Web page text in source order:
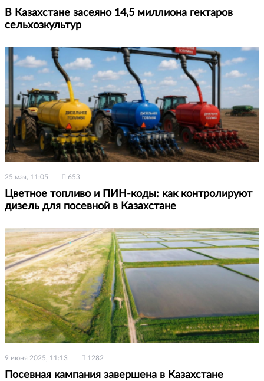
В Казахстане засеяно 14,5 миллиона гектаров
сельхозкультур
25 мая, 11:05 653
Цветное топливо и ПИН-коды: как контролируют
дизель для посевной в Казахстане
9 июня 2025, 11:13 1282
Посевная кампания завершена в Казахстане